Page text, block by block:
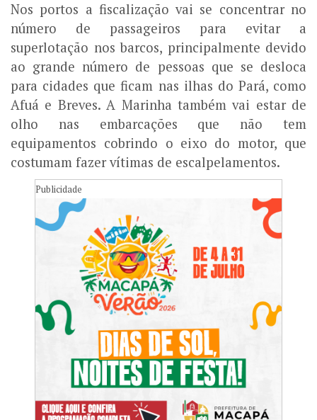
Nos portos a fiscalização vai se concentrar no
número de passageiros para evitar a
superlotação nos barcos, principalmente devido
ao grande número de pessoas que se desloca
para cidades que ficam nas ilhas do Pará, como
Afuá e Breves. A Marinha também vai estar de
olho nas embarcações que não tem
equipamentos cobrindo o eixo do motor, que
costumam fazer vítimas de escalpelamentos.
Publicidade